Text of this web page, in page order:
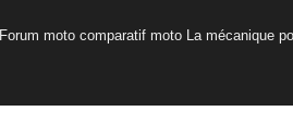
Forum moto comparatif moto La mécanique